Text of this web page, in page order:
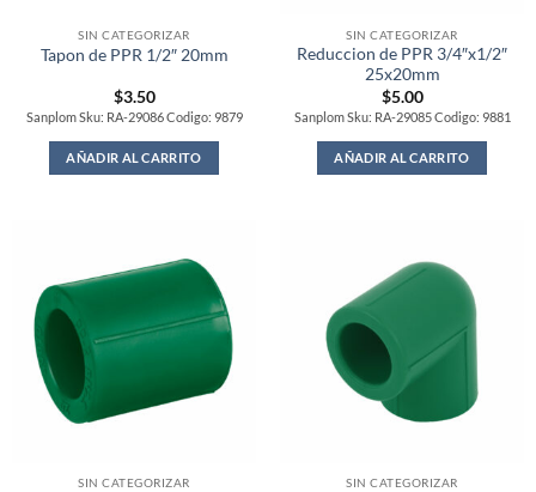
SIN CATEGORIZAR
Tapon de PPR 1/2″ 20mm
$3.50
Sanplom Sku: RA-29086 Codigo: 9879
AÑADIR AL CARRITO
SIN CATEGORIZAR
Reduccion de PPR 3/4″x1/2″
25x20mm
$5.00
Sanplom Sku: RA-29085 Codigo: 9881
AÑADIR AL CARRITO
SIN CATEGORIZAR SIN CATEGORIZAR